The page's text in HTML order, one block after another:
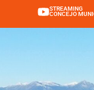
STREAMING
CONCEJO